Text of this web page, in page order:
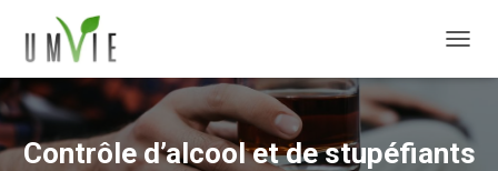
Contrôle d’alcool et de stupéfiants